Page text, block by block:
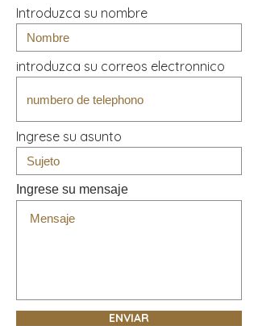
Introduzca su nombre
introduzca su correos electronnico
Ingrese su asunto
Ingrese su mensaje
ENVIAR